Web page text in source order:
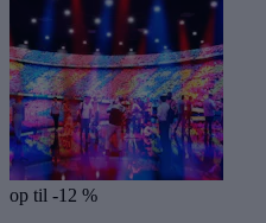
op til -12 %